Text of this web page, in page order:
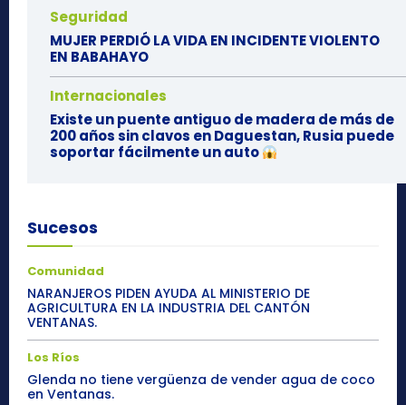
Seguridad
MUJER PERDIÓ LA VIDA EN INCIDENTE VIOLENTO
EN BABAHAYO
Internacionales
Existe un puente antiguo de madera de más de
200 años sin clavos en Daguestan, Rusia puede
soportar fácilmente un auto
Sucesos
Comunidad
NARANJEROS PIDEN AYUDA AL MINISTERIO DE
AGRICULTURA EN LA INDUSTRIA DEL CANTÓN
VENTANAS.
Los Ríos
Glenda no tiene vergüenza de vender agua de coco
en Ventanas.